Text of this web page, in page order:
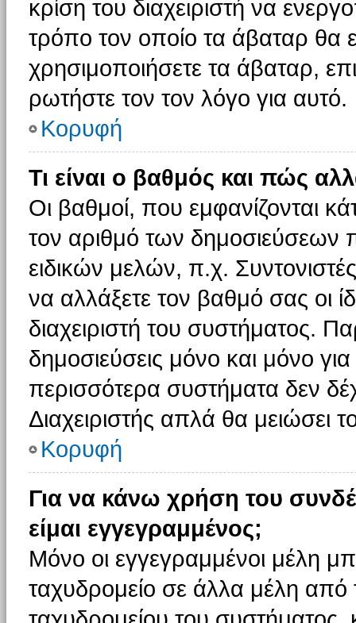
κρίση του διαχειριστή να
τρόπο τον οποίο τα άβαταρ θα
χρησιμοποιήσετε τα άβαταρ,
ρωτήστε τον τον λόγο για αυτό.
Κορυφή
Τι είναι ο βαθμός και πώς
Οι βαθμοί, που εμφανίζονται
τον αριθμό των δημοσιεύσεων
ειδικών μελών, π.χ.
να αλλάξετε τον βαθμό σας οι
διαχειριστή του συστήματος.
δημοσιεύσεις μόνο και μόνο
περισσότερα συστήματα δεν
Διαχειριστής απλά θα μειώσει
Κορυφή
Για να κάνω χρήση του
είμαι εγγεγραμμένος;
Μόνο οι εγγεγραμμένοι μέλη
ταχυδρομείο σε άλλα μέλη